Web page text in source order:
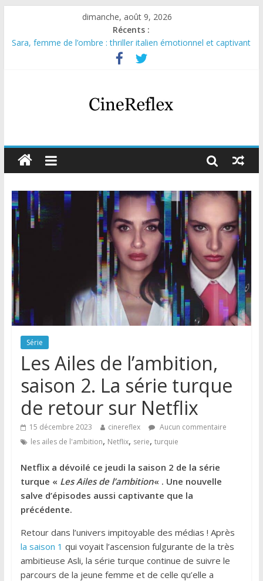
dimanche, août 9, 2026
Récents :
Sara, femme de l’ombre : thriller italien émotionnel et captivant
Journal d’une fille larguée : nouvelle série suédoise sur Netflix
Aema : mini-série sur le tournage d’un film érotique devenu
Glass Heart : excellente série musicale avec Takeru Satō
Olympo, saison 1 : nouvelle série qui séduira les fans de
Série
Les Ailes de l’ambition,
saison 2. La série turque
de retour sur Netflix
15 décembre 2023 cinereflex
Aucun commentaire
les ailes de l'ambition, Netflix, serie, turquie
Netflix a dévoilé ce jeudi la saison 2 de la série
turque « Les Ailes de l’ambition« . Une nouvelle
salve d’épisodes aussi captivante que la
précédente.
Retour dans l’univers impitoyable des médias ! Après
la saison 1 qui voyait l’ascension fulgurante de la très
ambitieuse Asli, la série turque continue de suivre le
parcours de la jeune femme et de celle qu’elle a